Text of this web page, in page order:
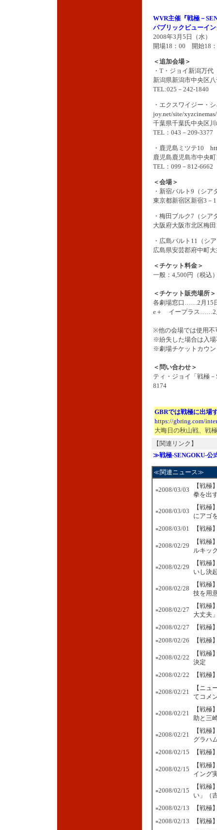
WVR主催『戦極－
パブリックビューイン
2008年3月5日（水）
開場18：00 開始18
＜追加会場＞
・T・ジョイ新潟万
新潟県新潟市中央区
TEL:025－242-1840
・エクスワイジー・
joy.net/site/
千葉県千葉氏中央区
TEL：043－209-3377
・鹿児島ミツテ10
鹿児島鹿児島市中央
TEL：099－812-6662
＜会場＞
・新宿バルト9（シ
東京都新宿区新宿3
・梅田ブルク7（シア
大阪府大阪市北区梅
・広島バルト11（シ
広島県安芸郡府中町
＜チケット料金＞
一般：4,500円（税込
＜チケット販売場所＞
各劇場窓口……2月15
e＋ イープラス……2
※他の会場では使用不
※紛失した場合は入場
※劇場チケットカウ
＜問い合わせ＞
ティ・ジョイ「戦極
8174
GBRでは戦極に出場
https://gbring.com/
大晦日の秋山戦、戦
【関連リンク】
≫戦極-SENGOKU-公
≪関連ニュース≫
■2008/03/03
【戦極
拳を出
■2008/03/03
【戦極
にアゴ
■2008/03/01 【戦極
■2008/02/29
【戦極
ルキッ
■2008/02/29
【戦極
いし決
■2008/02/28
【戦極
技を用
■2008/02/27
【戦極
大丈夫
■2008/02/27 【戦極
■2008/02/26 【戦極
■2008/02/22
【戦極
決定
■2008/02/22 【戦極
■2008/02/21
【ニュ
てコメ
■2008/02/21
【戦極
助と三
■2008/02/21
【戦極
グラハ
■2008/02/15 【戦極
■2008/02/15
【戦極
イング
■2008/02/15
【戦極
い」（
■2008/02/13 【戦極
■2008/02/13 【戦極